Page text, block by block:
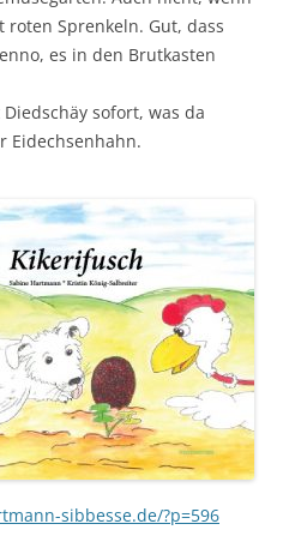
Sprenkeln. Gut, dass
es in den Brutkasten
sofort, was da
Eidechsenhahn.
sibbesse.de/?p=596